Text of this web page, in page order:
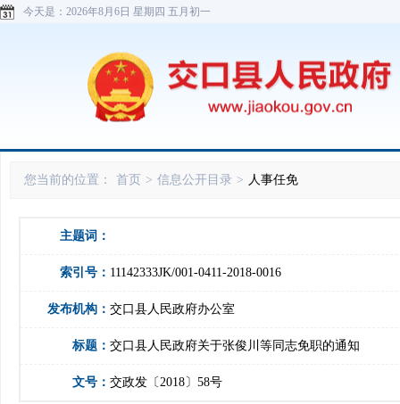
今天是： 2026年8月6日 星期四 五月初一
您当前的位置： 首页 > 信息公开目录 > 人事任免
主题词：
索引号： 11142333JK/001-0411-2018-0016
发布机构： 交口县人民政府办公室
标题： 交口县人民政府关于张俊川等同志免职的通知
文号： 交政发〔2018〕58号